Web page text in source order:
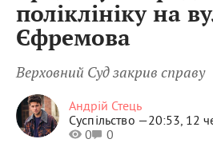
поліклініку на
Єфремова
Верховний Суд закрив справу
Андрій Стець
Суспільство —20:53, 12
0
0